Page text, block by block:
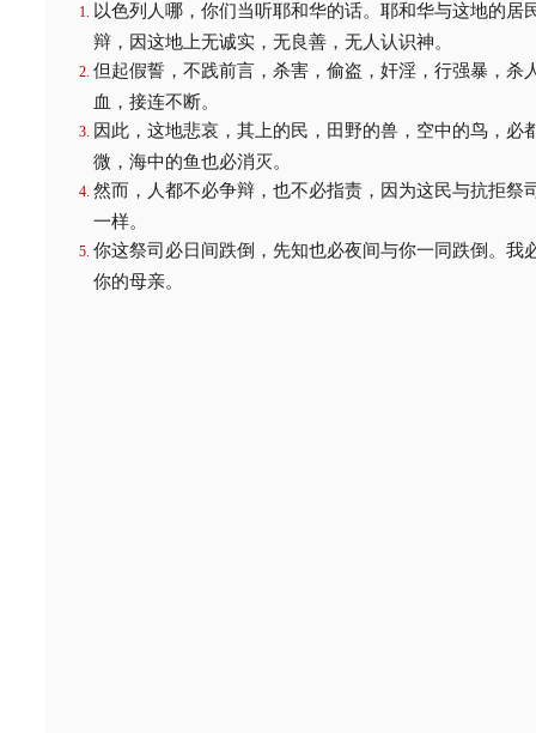
以色列人哪，你们当听耶和华的话。耶和华与这地的居
辩，因这地上无诚实，无良善，无人认识神。
但起假誓，不践前言，杀害，偷盗，奸淫，行强暴，杀
血，接连不断。
因此，这地悲哀，其上的民，田野的兽，空中的鸟，必
微，海中的鱼也必消灭。
然而，人都不必争辩，也不必指责，因为这民与抗拒祭
一样。
你这祭司必日间跌倒，先知也必夜间与你一同跌倒。我
你的母亲。